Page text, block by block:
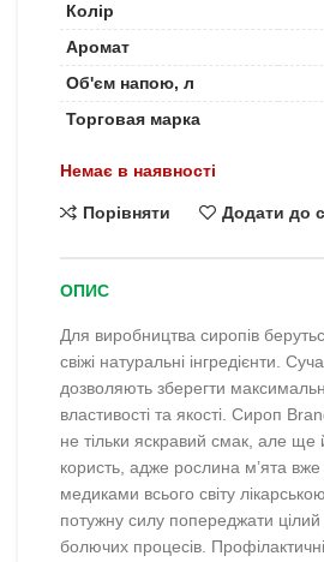
Колір
Аромат
Об'єм напою, л
Торговая марка
Немає в наявності
Порівняти Додати до
ОПИС
Для виробництва сиропів
свіжі натуральні інгредієнти.
дозволяють зберегти
властивості та якості. Сироп
не тільки яскравий смак, але ще
користь, адже рослина м’ята
медиками всього світу
потужну силу попереджати
болючих процесів.